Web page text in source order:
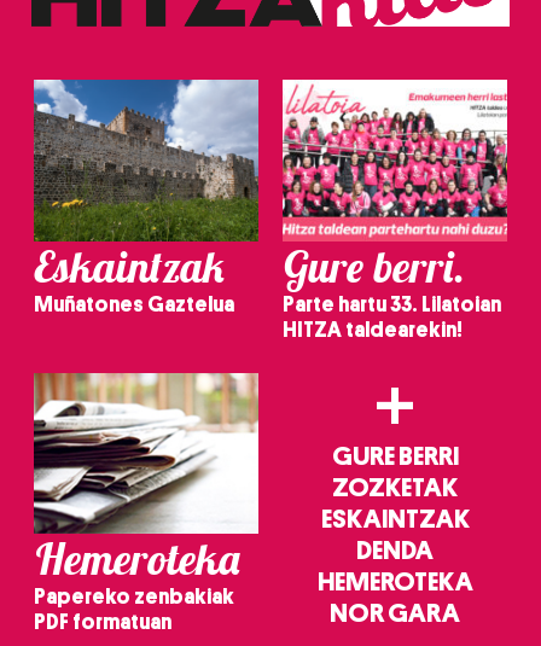
Eskaintzak
Muñatones Gaztelua
Gure berri.
Parte hartu 33. Lilatoian
HITZA taldearekin!
Hemeroteka
Papereko zenbakiak
PDF formatuan
+
GURE BERRI
ZOZKETAK
ESKAINTZAK
DENDA
HEMEROTEKA
NOR GARA